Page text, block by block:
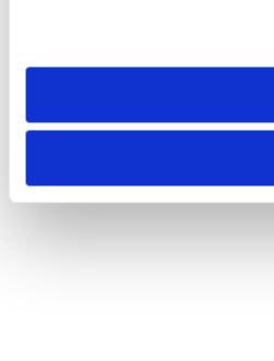
need to be set again.